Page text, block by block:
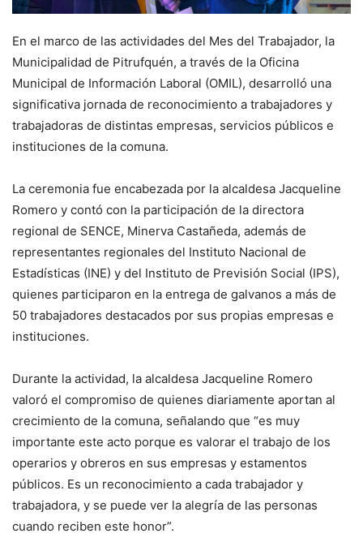
En el marco de las actividades del Mes del Trabajador, la
Municipalidad de Pitrufquén, a través de la Oficina
Municipal de Información Laboral (OMIL), desarrolló una
significativa jornada de reconocimiento a trabajadores y
trabajadoras de distintas empresas, servicios públicos e
instituciones de la comuna.
La ceremonia fue encabezada por la alcaldesa Jacqueline
Romero y contó con la participación de la directora
regional de SENCE, Minerva Castañeda, además de
representantes regionales del Instituto Nacional de
Estadísticas (INE) y del Instituto de Previsión Social (IPS),
quienes participaron en la entrega de galvanos a más de
50 trabajadores destacados por sus propias empresas e
instituciones.
Durante la actividad, la alcaldesa Jacqueline Romero
valoró el compromiso de quienes diariamente aportan al
crecimiento de la comuna, señalando que “es muy
importante este acto porque es valorar el trabajo de los
operarios y obreros en sus empresas y estamentos
públicos. Es un reconocimiento a cada trabajador y
trabajadora, y se puede ver la alegría de las personas
cuando reciben este honor”.